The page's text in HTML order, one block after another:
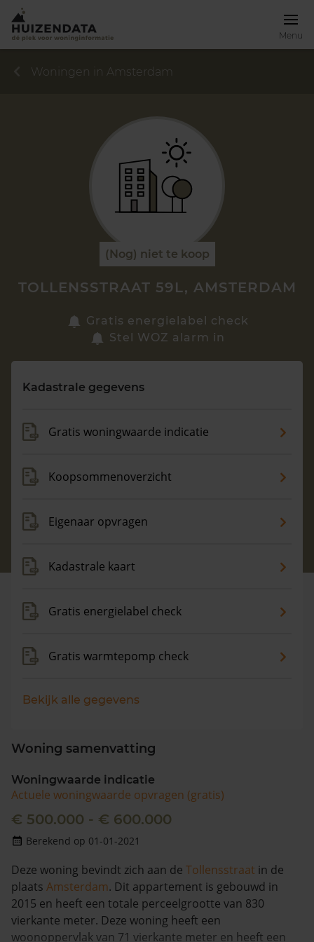
Menu
Zoek een woning
Maandag t/m vrijdag - 08:00 -18:00
Woningen in Amsterdam
(Nog) niet te koop
TOLLENSSTRAAT 59L, AMSTERDAM
Gratis energielabel check
Stel WOZ alarm in
Kadastrale gegevens
Gratis woningwaarde indicatie
Koopsommenoverzicht
Eigenaar opvragen
Kadastrale kaart
Gratis energielabel check
Gratis warmtepomp check
Bekijk alle gegevens
Woning samenvatting
Woningwaarde indicatie
Actuele woningwaarde opvragen (gratis)
€ 500.000 - € 600.000
Berekend op 01-01-2021
Deze woning bevindt zich aan de Tollensstraat in de
plaats Amsterdam. Dit appartement is gebouwd in
2015 en heeft een totale perceelgrootte van 830
vierkante meter. Deze woning heeft een
woonoppervlak van 71 vierkante meter en heeft een